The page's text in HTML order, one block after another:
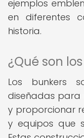
ejemplos
en diferentes
historia.
¿Qué son
Los bunkers
diseñadas para
y proporcionar
y equipos que